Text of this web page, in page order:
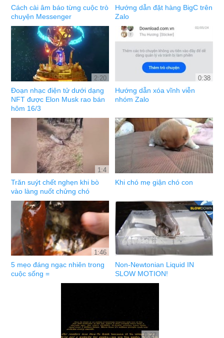
Cách cài âm báo từng cuộc trò
chuyện Messenger
Hướng dẫn đặt hàng BigC trên
Zalo
2:20
Đoạn nhạc điện tử dưới dạng
NFT được Elon Musk rao bán
hôm 16/3
0:38
Hướng dẫn xóa vĩnh viễn
nhóm Zalo
1:4
Trăn suýt chết nghẹn khi bò
vào làng nuốt chửng chó
Khi chó mẹ giận chó con
1:46
5 mẹo đáng ngạc nhiên trong
cuộc sống =
Non-Newtonian Liquid IN
SLOW MOTION!
0:27